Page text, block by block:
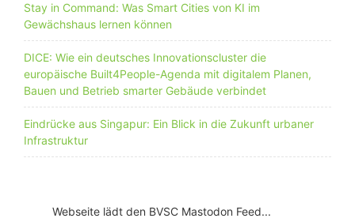
Stay in Command: Was Smart Cities von KI im
Gewächshaus lernen können
DICE: Wie ein deutsches Innovationscluster die
europäische Built4People-Agenda mit digitalem Planen,
Bauen und Betrieb smarter Gebäude verbindet
Eindrücke aus Singapur: Ein Blick in die Zukunft urbaner
Infrastruktur
Webseite lädt den BVSC Mastodon Feed...